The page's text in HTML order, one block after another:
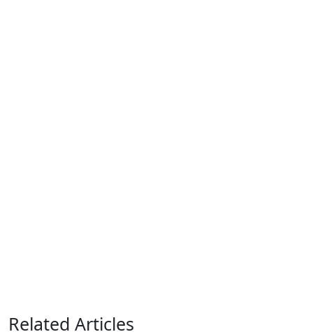
Related Articles